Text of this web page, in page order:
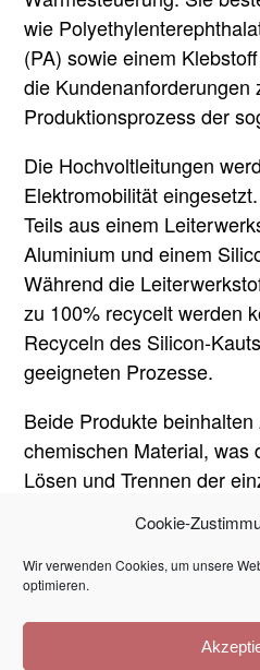
Cookie-
Wir verwenden Cookies, um unsere
optimieren.
wie
(PA) sowie einem
die Kundenanforderungen
Produktionsprozess der
Die Hochvoltleitungen
Elektromobilität
Teils aus einem
Aluminium und einem
Während die
zu 100% recycelt werden
Recyceln des Silicon-
geeigneten Prozesse.
Beide Produkte
chemischen Material, was
Lösen und Trennen der
Gegenwärtig werden die
Entsorgungsdienstleister
Verwertung zugeführt.
idealerweise das letzte